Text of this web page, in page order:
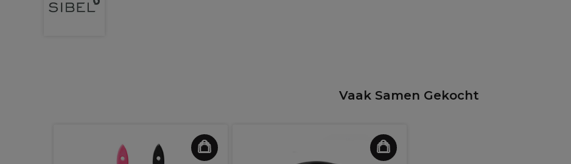
Vaak Samen Gekocht